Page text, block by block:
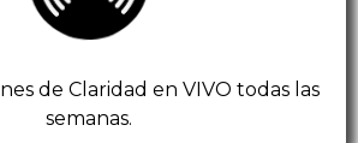
de Claridad en VIVO todas las
semanas.